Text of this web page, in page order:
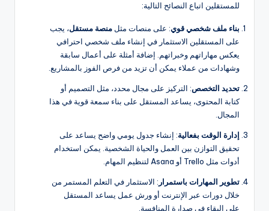
للمستقلين اتباع النصائح التالية:
بناء ملف شخصي قوي: على منصات مثل منصة مستقل، يجب
على المستقلين الاستثمار في إنشاء ملف شخصي احترافي
يعكس مهاراتهم وخبراتهم. إضافة أمثلة على أعمال سابقة
وشهادات من عملاء يمكن أن تزيد من فرص الفوز بالمشاريع.
تحديد التخصص: التركيز على مجال محدد، مثل التصميم أو
كتابة المحتوى، يساعد المستقل على بناء سمعة قوية في هذا
المجال.
إدارة الوقت بفعالية: إنشاء جدول يومي واضح يساعد على
تحقيق التوازن بين العمل والحياة الشخصية. يمكن استخدام
أدوات مثل Trello أو Asana لتنظيم المهام.
تطوير المهارات باستمرار : الاستثمار في التعلم المستمر من
خلال دورات عبر الإنترنت أو ورش عمل يساعد المستقل
على البقاء في صدارة المنافسة.